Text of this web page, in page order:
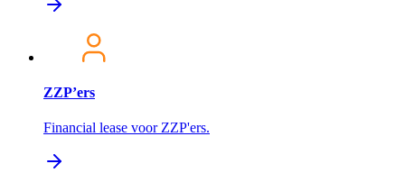
ZZP’ers
Financial lease voor ZZP'ers.